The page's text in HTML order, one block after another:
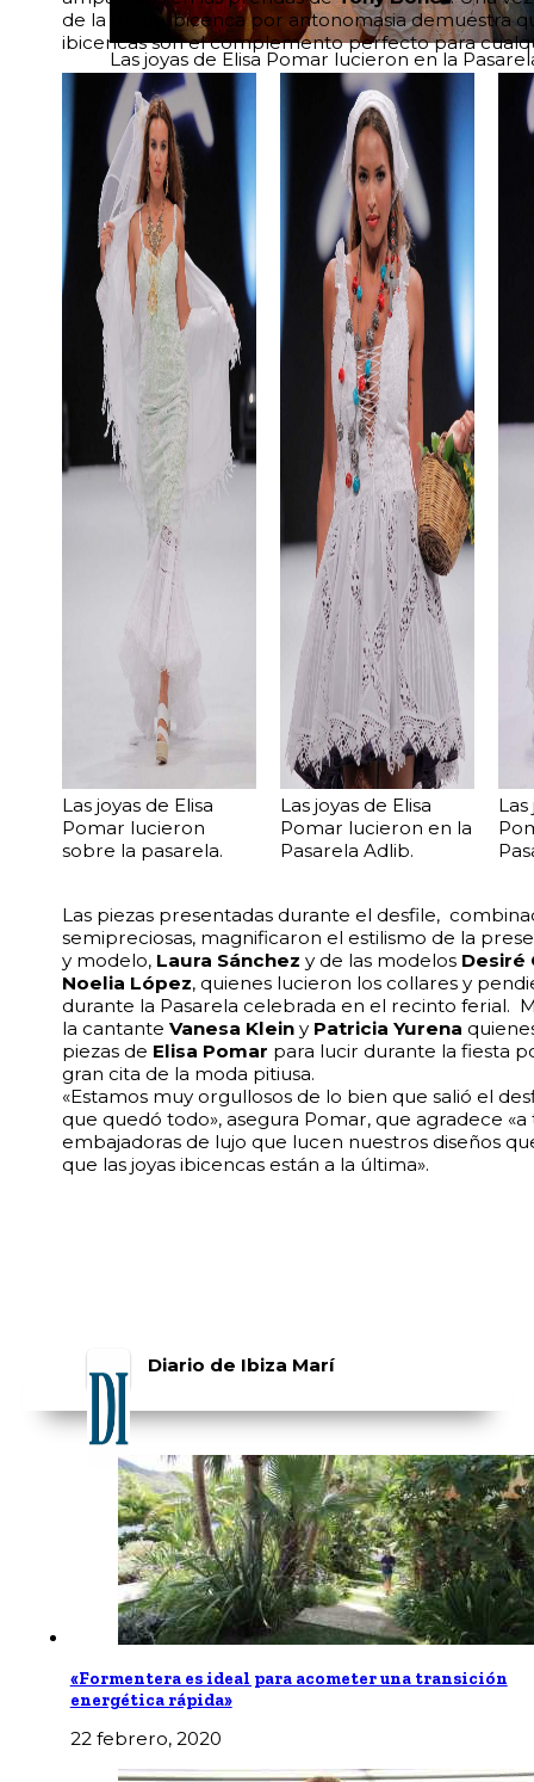
Las joyas de Elisa Pomar lucieron en la
de la moda ibicenca por antonomasia demuestra
ibicencas son el complemento perfecto para
Las joyas de Elisa
Pomar lucieron
sobre la pasarela.
Las joyas de Elisa
Pomar lucieron en la
Pasarela Adlib.
Las
Las piezas presentadas durante el desfile,
semipreciosas, magnificaron el estilismo de la
y modelo, Laura Sánchez y de las modelos Desiré
Noelia López, quienes lucieron los collares y
durante la Pasarela celebrada en el recinto ferial.
la cantante Vanesa Kleiny Patricia Yurena
piezas de Elisa Pomar para lucir durante la fiesta
gran cita de la moda pitiusa.
«Estamos muy orgullosos de lo bien que salió el
que quedó todo», asegura Pomar, que agradece «a
embajadoras de lujo que lucen nuestros diseños
que las joyas ibicencas están a la última».
Diario de Ibiza Marí
«Formentera es ideal para acometer una transición
energética rápida»
22 febrero, 2020